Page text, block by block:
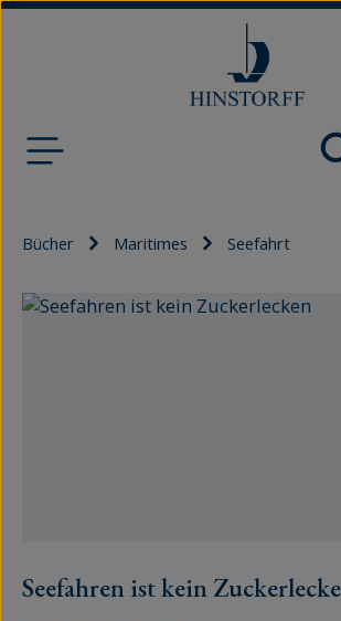
Bücher Maritimes Seefahrt
Bildergalerie überspringen
Seefahren ist kein